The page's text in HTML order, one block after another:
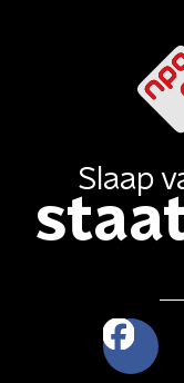
Slaap